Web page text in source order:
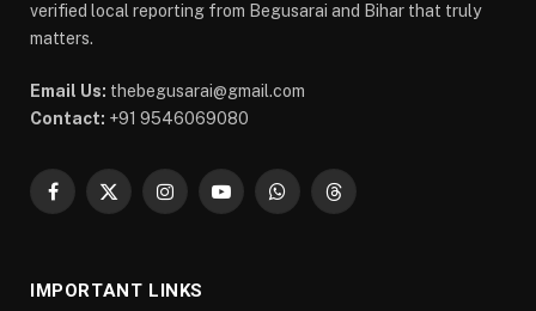
verified local reporting from Begusarai and Bihar that truly
matters.
Email Us: thebegusarai@gmail.com
Contact: +91 9546069080
Facebook
X
InstagramYouTubeWhatsAppThreads
IMPORTANT LINKS